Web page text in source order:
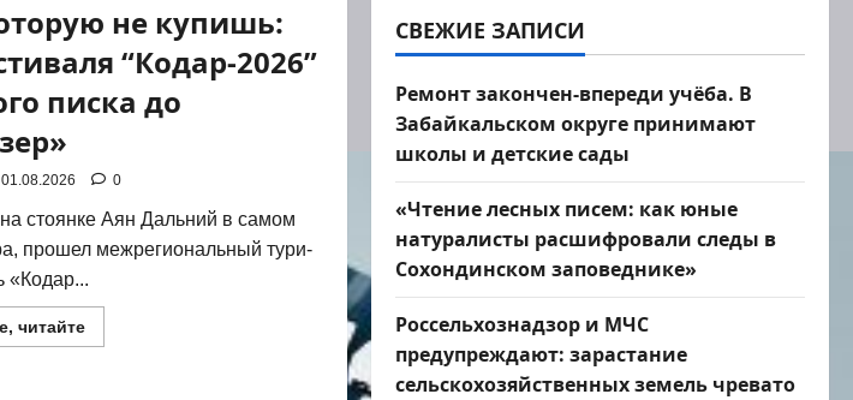
не купишь:
“Кодар-2026”
писка до
01.08.2026 0
сто­ян­ке Аян Даль­ний в самом
про­шел меж­ре­ги­о­наль­ный тури­
«Кодар...
читайтеПрочитать
больше
СВЕЖИЕ ЗАПИСИ
Ремонт закончен-впереди учёба. В
Забайкальском округе принимают
школы и детские сады
«Чтение лесных писем: как юные
натуралисты расшифровали следы в
Сохондинском заповеднике»
Россельхознадзор и МЧС
предупреждают: зарастание
сельскохозяйственных земель чревато